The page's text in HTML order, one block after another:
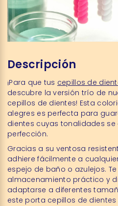
Descripción
¡Para que tus cepillos de
descubre la versión trío de
cepillos de dientes! Esta
alegres es perfecta para
dientes cuyas tonalidades
perfección.
Gracias a su ventosa
adhiere fácilmente a
espejo de baño o azulejos.
almacenamiento práctico y
adaptarse a diferentes
este porta cepillos de